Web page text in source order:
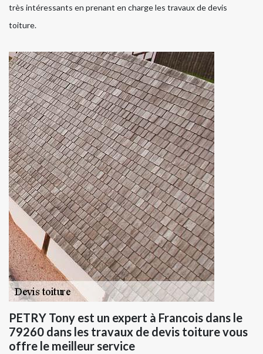
très intéressants en prenant en charge les travaux de devis
toiture.
PETRY Tony est un expert à Francois dans le
79260 dans les travaux de devis toiture vous
offre le meilleur service